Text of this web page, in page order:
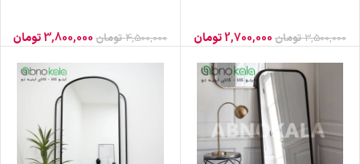
3,500,000 تومان 2,700,000تومان 4,500,000 تومان 3,800,000تومان